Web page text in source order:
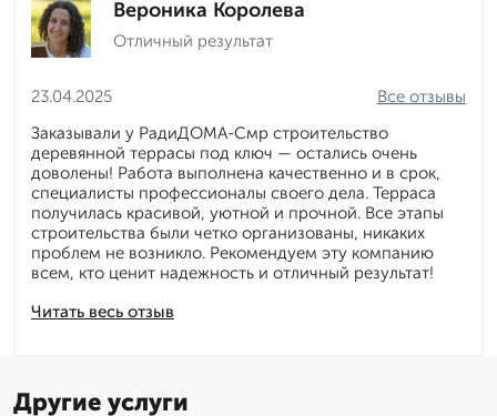
Вероника Королева
Отличный результат
23.04.2025
Читать весь отзыв
Все отзывы
Заказывали у РадиДОМА-Смр строительство
деревянной террасы под ключ — остались очень
доволены! Работа выполнена качественно и в срок,
специалисты профессионалы своего дела. Терраса
получилась красивой, уютной и прочной. Все этапы
строительства были четко организованы, никаких
проблем не возникло. Рекомендуем эту компанию
всем, кто ценит надежность и отличный результат!
Другие услуги